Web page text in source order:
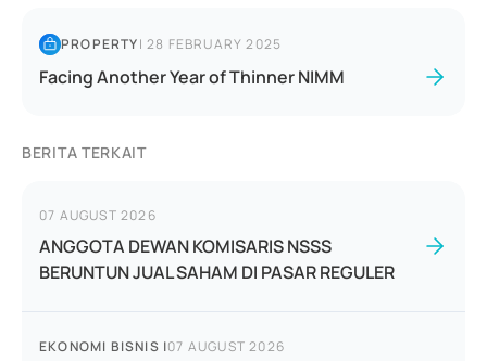
PROPERTY|28 FEBRUARY 2025
Facing Another Year of Thinner NIMM
BERITA TERKAIT
07 AUGUST 2026
ANGGOTA DEWAN KOMISARIS NSSS
BERUNTUN JUAL SAHAM DI PASAR REGULER
EKONOMI BISNIS |07 AUGUST 2026